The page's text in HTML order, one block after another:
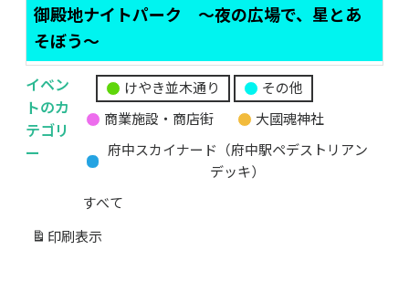
御殿地ナイトパーク ～夜の広場で、星とあ
そぼう～
イベン
トのカ
テゴリ
ー
無
題
カ
ゴ
リ
けやき並木通り
その他
商業施設・商店街
大國魂神社
府中スカイナード（府中駅ペデストリアン
デッキ）
すべて
印刷 表示